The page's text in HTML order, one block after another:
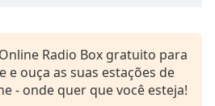
Online Radio Box gratuito para
e ouça as suas estações de
- onde quer que você esteja!